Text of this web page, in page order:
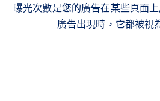
曝光次數是您的廣告在某些頁面
廣告出現時，它都被視